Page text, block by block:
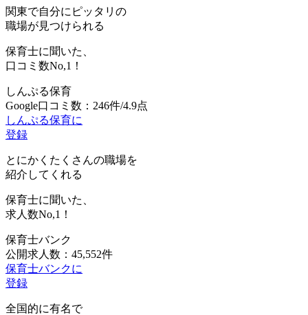
関東で自分にピッタリの
職場が見つけられる
保育士に聞いた、
口コミ数No,1！
しんぷる保育
Google口コミ数：246件/4.9点
しんぷる保育に
登録
とにかくたくさんの職場を
紹介してくれる
保育士に聞いた、
求人数No,1！
保育士バンク
公開求人数：45,552件
保育士バンクに
登録
全国的に有名で